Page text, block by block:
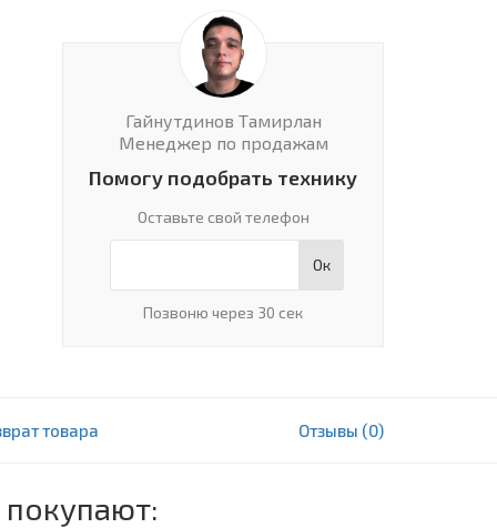
Гайнутдинов Тамирлан
Менеджер по продажам
Помогу подобрать технику
Оставьте свой телефон
Ок
Позвоню через 30 сек
6 195 000 сум В корзину
товара Отзывы (0)